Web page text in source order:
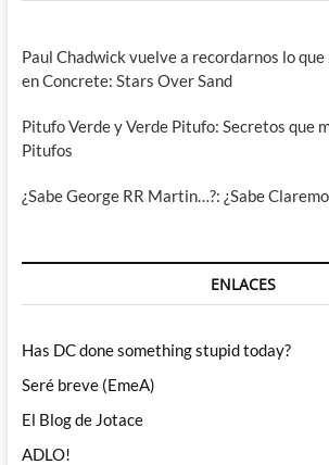
Paul Chadwick vuelve a recordarnos lo que
en Concrete: Stars Over Sand
Pitufo Verde y Verde Pitufo: Secretos que
Pitufos
¿Sabe George RR Martin…?: ¿Sabe
ENLACES
Has DC done something stupid today?
Seré breve (EmeA)
El Blog de Jotace
ADLO!